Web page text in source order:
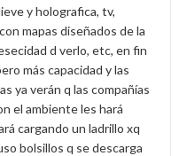
y holografica, tv,
mapas diseñados de la
d verlo, etc, en fin
más capacidad y las
ya verán q las compañías
el ambiente les hará
cargando un ladrillo xq
bolsillos q se descarga